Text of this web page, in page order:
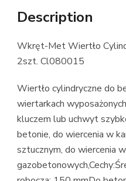
Description
Wkręt-Met Wiertło
2szt. Cl080015
Wiertło cylindryczne do
wiertarkach
kluczem lub uchwyt
betonie, do wiercenia w
sztucznym, do wiercenia